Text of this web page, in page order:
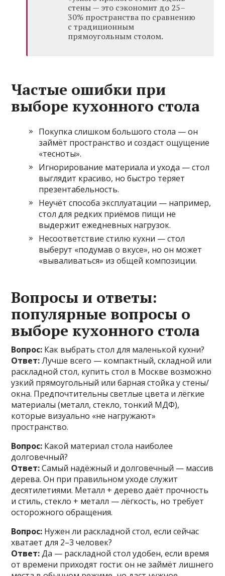
стены — это сэкономит до 25–
30% пространства по сравнению
с традиционным
прямоугольным столом.
Частые ошибки при
выборе кухонного стола
Покупка слишком большого стола — он
займёт пространство и создаст ощущение
«тесноты».
Игнорирование материала и ухода — стол
выглядит красиво, но быстро теряет
презентабельность.
Неучёт способа эксплуатации — например,
стол для редких приёмов пищи не
выдержит ежедневных нагрузок.
Несоответствие стилю кухни — стол
выберут «подумав о вкусе», но он может
«вываливаться» из общей композиции.
Вопросы и ответы:
популярные вопросы о
выборе кухонного стола
Вопрос: Как выбрать стол для маленькой кухни?
Ответ:Лучше всего — компактный, складной или
раскладной стол, купить стол в Москве возможно
узкий прямоугольный или барная стойка у стены/
окна. Предпочтительны светлые цвета и лёгкие
материалы (металл, стекло, тонкий МДФ),
которые визуально «не нагружают»
пространство.
Вопрос: Какой материал стола наиболее
долговечный?
Ответ:Самый надёжный и долговечный — массив
дерева. Он при правильном уходе служит
десятилетиями. Металл + дерево даёт прочность
и стиль, стекло + металл — лёгкость, но требует
осторожного обращения.
Вопрос: Нужен ли раскладной стол, если сейчас
хватает для 2–3 человек?
Ответ:Да — раскладной стол удобен, если время
от времени приходят гости: он не займёт лишнего